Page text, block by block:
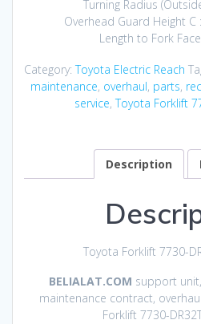
Turning Radius
Overhead Guard Height
Length to Fork
Category:Toyota Electric Reach
maintenance, overhaul, parts,
service,Toyota Forklift
Description
Toyota Forklift 7730-
BELIALAT.COM support
maintenance contract,
Forklift 7730-